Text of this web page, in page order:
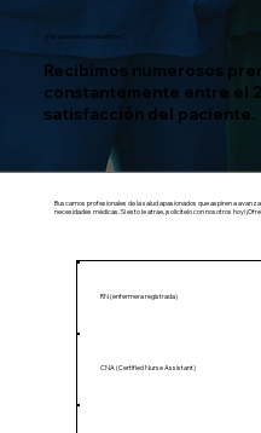
¿Por qué unirse a nosotros?
Recibimos numerosos
constantemente entre el
satisfacción del paciente.
Buscamos profesionales de la salud apasionados que aspiren a
necesidades médicas. Si esto le atrae, ¡solicítelo con nosotros hoy!
RN (enfermera registrada)
CNA (Certified Nurse Assistant)